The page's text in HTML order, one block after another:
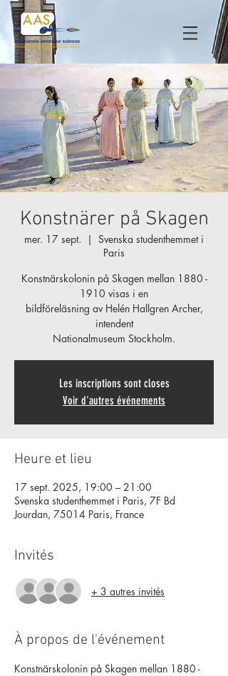
Konstnärer på Skagen
mer. 17 sept.
  |
Svenska studenthemmet i
Paris
Konstnärskolonin på Skagen mellan 1880 -
1910 visas i en
bildföreläsning av Helén Hallgren Archer,
intendent
Nationalmuseum Stockholm.
Les inscriptions sont closes
Voir d'autres événements
Heure et lieu
17 sept. 2025, 19:00 – 21:00
Svenska studenthemmet i Paris, 7F Bd
Jourdan, 75014 Paris, France
Invités
+ 3 autres invités
À propos de l'événement
Konstnärskolonin på Skagen mellan 1880 -